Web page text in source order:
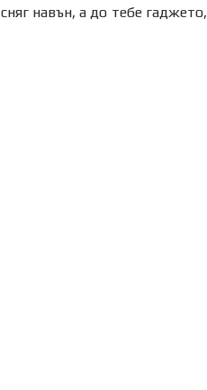
навън, а до тебе гаджето,